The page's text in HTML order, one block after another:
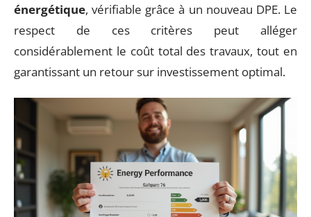
énergétique, vérifiable grâce à un nouveau DPE. Le
respect de ces critères peut alléger
considérablement le coût total des travaux, tout en
garantissant un retour sur investissement optimal.